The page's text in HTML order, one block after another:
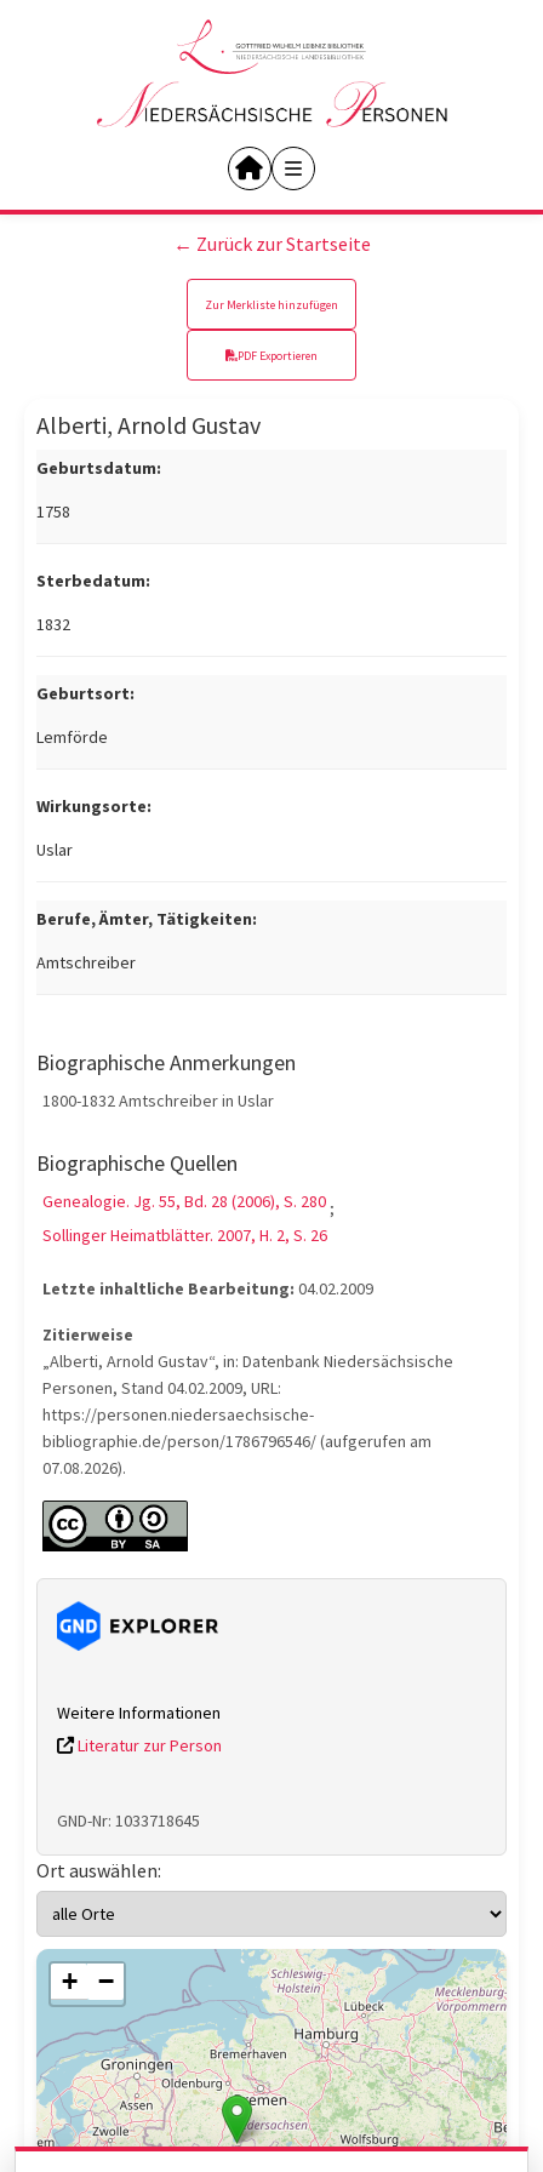
← Zurück zur Startseite
Zur Merkliste hinzufügen
PDF Exportieren
Alberti, Arnold Gustav
Geburtsdatum:
1758
Sterbedatum:
1832
Geburtsort:
Lemförde
Wirkungsorte:
Uslar
Berufe, Ämter, Tätigkeiten:
Amtschreiber
Biographische Anmerkungen
1800-1832 Amtschreiber in Uslar
Biographische Quellen
Genealogie. Jg. 55, Bd. 28 (2006), S. 280 ;
Sollinger Heimatblätter. 2007, H. 2, S. 26
Letzte inhaltliche Bearbeitung: 04.02.2009
Zitierweise
„Alberti, Arnold Gustav“, in: Datenbank Niedersächsische
Personen, Stand 04.02.2009, URL:
https://personen.niedersaechsische-
bibliographie.de/person/1786796546/ (aufgerufen am
07.08.2026).
Weitere Informationen
Literatur zur Person
GND-Nr: 1033718645
Ort auswählen:
+ −